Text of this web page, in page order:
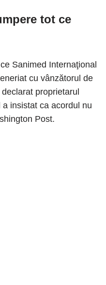
tot ce
Sanimed Internaţional
cu vânzătorul de
proprietarul
insistat ca acordul nu
Post.